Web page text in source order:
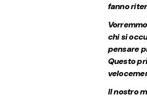
fanno
chi si
pensare
Questo
Il nostro